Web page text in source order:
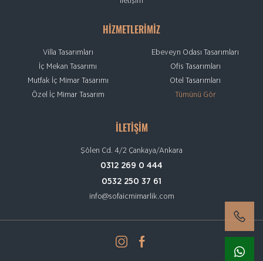
HİZMETLERİMİZ
Villa Tasarımları
İç Mekan Tasarımı
Mutfak İç Mimar Tasarımı
Özel İç Mimar Tasarım
Ebeveyn Odası Tasarımları
Ofis Tasarımları
Otel Tasarımları
Tümünü Gör
İLETİŞİM
Şölen Cd. 4/2 Çankaya/Ankara
0312 269 0 444
0532 250 37 61
info@sofaicmimarlik.com